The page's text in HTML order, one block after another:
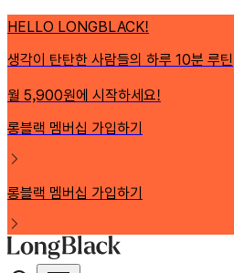
HELLO LONGBLACK!
생각이 탄탄한 사람들의 하루 10분 루틴
월 5,900원에 시작하세요!
롱블랙 멤버십 가입하기
롱블랙 멤버십 가입하기